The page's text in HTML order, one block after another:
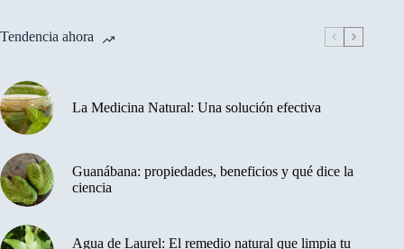
Tendencia ahora
La Medicina Natural: Una solución efectiva
Guanábana: propiedades, beneficios y qué dice la
ciencia
Agua de Laurel: El remedio natural que limpia tu